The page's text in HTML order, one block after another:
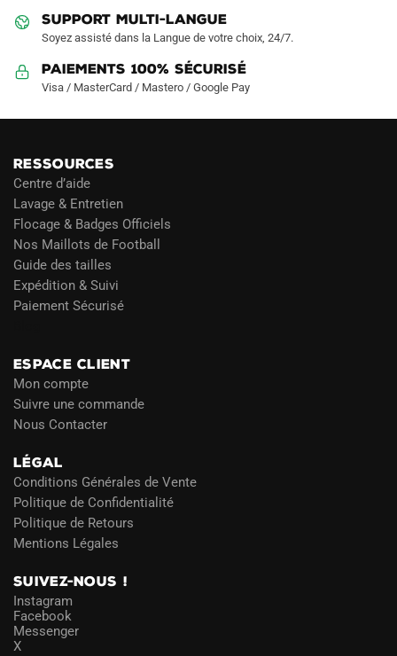
SUPPORT MULTI-LANGUE
Soyez assisté dans la Langue de votre choix, 24/7.
Paiements 100% Sécurisé
Visa / MasterCard / Mastero / Google Pay
RESSOURCES
Centre d’aide
Lavage & Entretien
Flocage & Badges Officiels
Nos Maillots de Football
Guide des tailles
Expédition & Suivi
Paiement Sécurisé
ESPACE CLIENT
Mon compte
Suivre une commande
Nous Contacter
LÉGAL
Conditions Générales de Vente
Politique de Confidentialité
Politique de Retours
Mentions Légales
SUIVEZ-NOUS !
Instagram
Facebook
Messenger
X